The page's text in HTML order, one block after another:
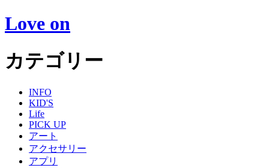
Love on
カテゴリー
INFO
KID'S
Life
PICK UP
アート
アクセサリー
アプリ